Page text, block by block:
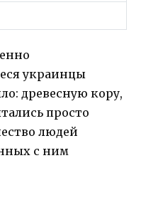
украинцы
древесную кору,
просто
людей
с ним